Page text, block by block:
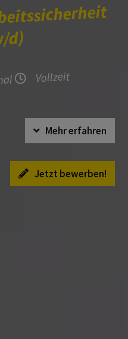
d)
Vollzeit
Mehr erfahren
Jetzt bewerben!